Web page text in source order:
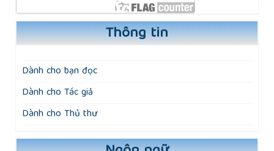
Thông tin
Dành cho bạn đọc
Dành cho Tác giả
Dành cho Thủ thư